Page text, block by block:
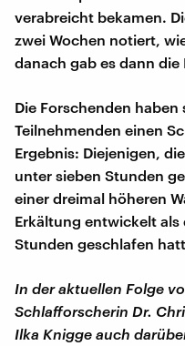
verabreicht bekamen.
zwei Wochen notiert,
danach gab es dann
Die Forschenden
Teilnehmenden einen
Ergebnis: Diejenigen,
unter sieben Stunden
einer dreimal höheren
Erkältung entwickelt
Stunden geschlafen
In der aktuellen Folge
Schlafforscherin Dr.
Ilka Knigge auch